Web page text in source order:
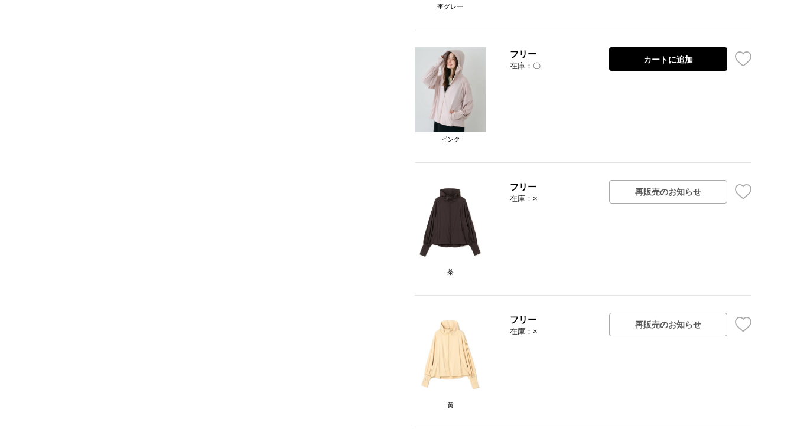
杢グレー
ピンク
フリー
在庫：〇
カートに追加
茶
フリー
在庫：×
再販売のお知らせ
黄
フリー
在庫：×
再販売のお知らせ